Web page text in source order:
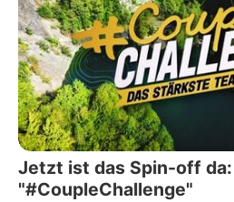
Jetzt ist das Spin-off
"#CoupleChallenge"